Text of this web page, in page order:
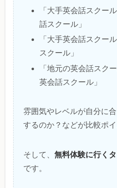
「大手英会話スクー
話スクール」
「大手英会話スクー
スクール」
「地元の英会話スク
英会話スクール」
雰囲気やレベルが自分に
するのか？などが比較ポイ
そして、 無料体験に行く
です。